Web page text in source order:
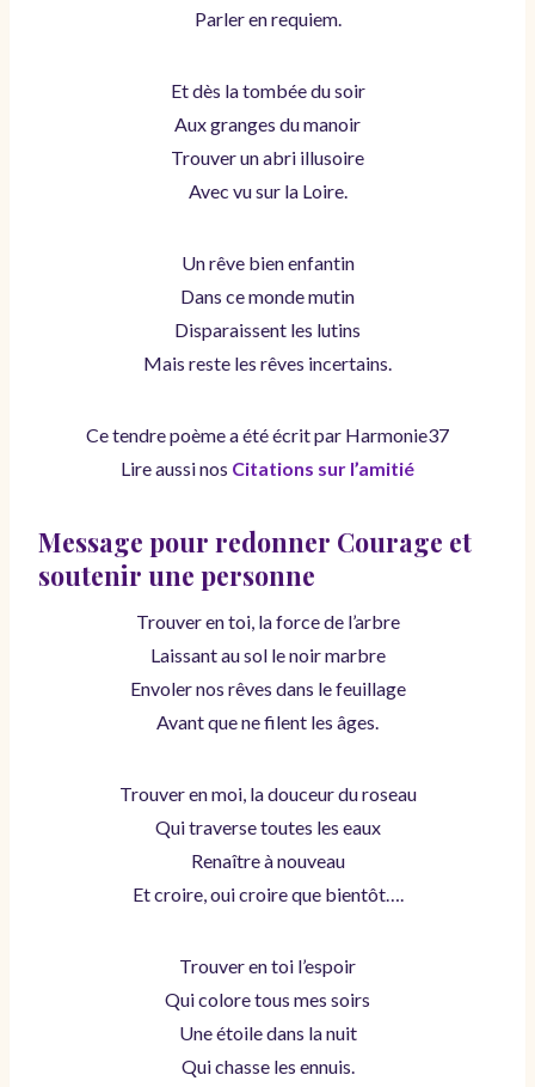
Parler en requiem.
Et dès la tombée du soir
Aux granges du manoir
Trouver un abri illusoire
Avec vu sur la Loire.
Un rêve bien enfantin
Dans ce monde mutin
Disparaissent les lutins
Mais reste les rêves incertains.
Ce tendre poème a été écrit par Harmonie37
Lire aussi nos Citations sur l’amitié
Message pour redonner Courage et
soutenir une personne
Trouver en toi, la force de l’arbre
Laissant au sol le noir marbre
Envoler nos rêves dans le feuillage
Avant que ne filent les âges.
Trouver en moi, la douceur du roseau
Qui traverse toutes les eaux
Renaître à nouveau
Et croire, oui croire que bientôt….
Trouver en toi l’espoir
Qui colore tous mes soirs
Une étoile dans la nuit
Qui chasse les ennuis.